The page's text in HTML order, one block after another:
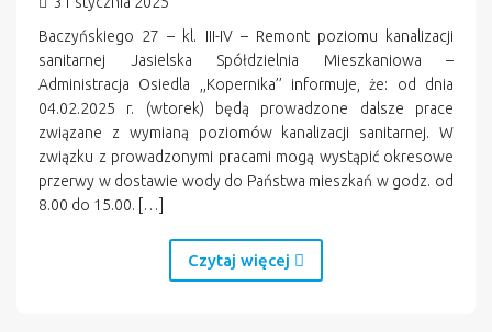
Baczyńskiego 27 – kl. III-IV – Remont poziomu kanalizacji
sanitarnej Jasielska Spółdzielnia Mieszkaniowa –
Administracja Osiedla ,,Kopernika’’ informuje, że: od dnia
04.02.2025 r. (wtorek) będą prowadzone dalsze prace
związane z wymianą poziomów kanalizacji sanitarnej. W
związku z prowadzonymi pracami mogą wystąpić okresowe
przerwy w dostawie wody do Państwa mieszkań w godz. od
8.00 do 15.00. […]
Czytaj więcej